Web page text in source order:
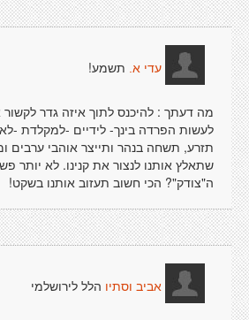
עדי א. תשמע!
מה דעתך : להיכנס לתוך איזה גדר
לעשות הפרדה בינך- לידיים -למקלדת -
תזרע, תשחה בנהר ותייצר אוהבי ערבים
שתאלץ אותנו לנצור את קנינו. לא יותר
ה"צודק"? הכי חשוב תעזוב אותנו בשקט!
אביב וסתיו הלל לירושלמי